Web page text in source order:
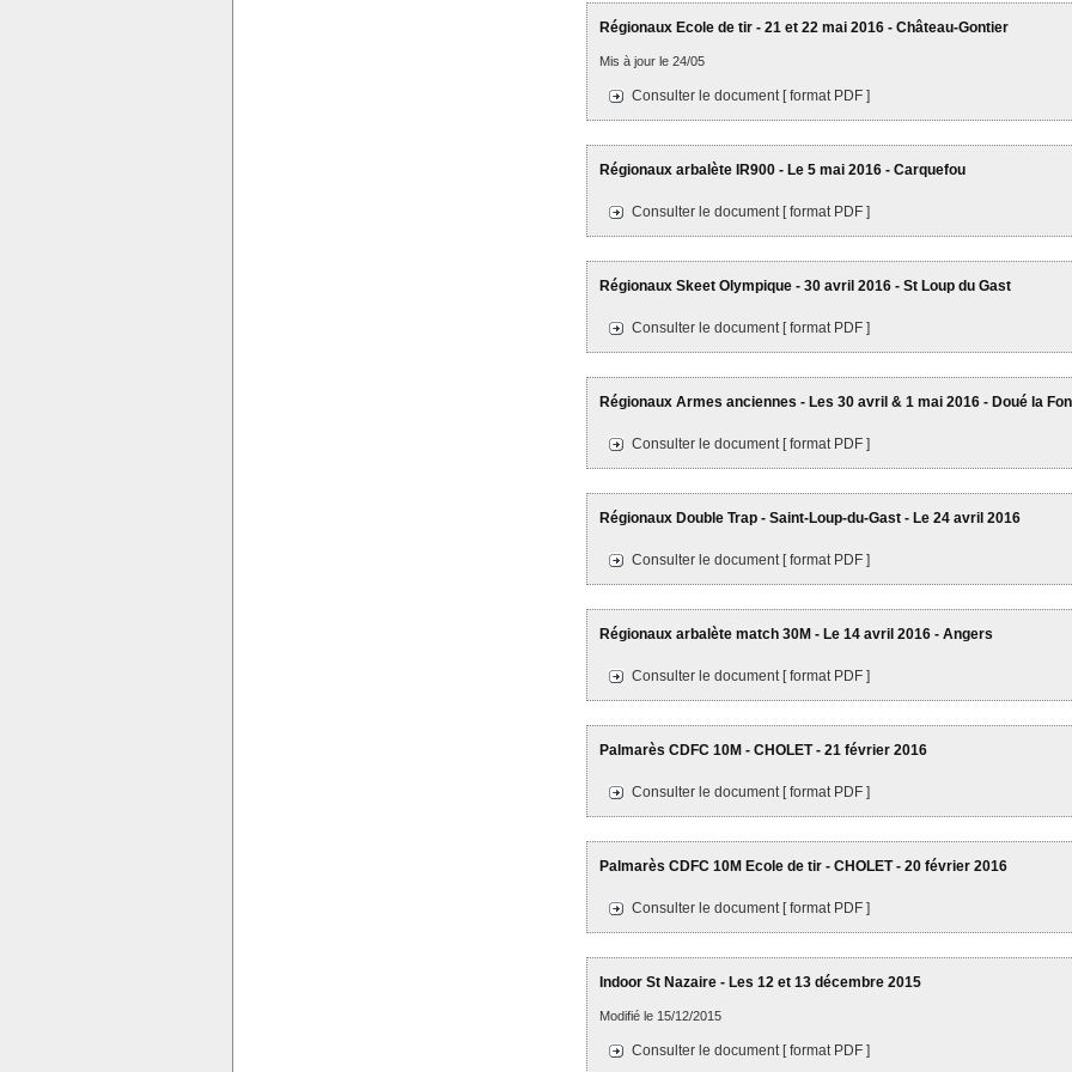
Régionaux Ecole de tir - 21 et 22 mai 2016 - Château-Gontier
Mis à jour le 24/05
Consulter le document [ format PDF ]
Régionaux arbalète IR900 - Le 5 mai 2016 - Carquefou
Consulter le document [ format PDF ]
Régionaux Skeet Olympique - 30 avril 2016 - St Loup du Gast
Consulter le document [ format PDF ]
Régionaux Armes anciennes - Les 30 avril & 1 mai 2016 - Doué la
Consulter le document [ format PDF ]
Régionaux Double Trap - Saint-Loup-du-Gast - Le 24 avril 2016
Consulter le document [ format PDF ]
Régionaux arbalète match 30M - Le 14 avril 2016 - Angers
Consulter le document [ format PDF ]
Palmarès CDFC 10M - CHOLET - 21 février 2016
Consulter le document [ format PDF ]
Palmarès CDFC 10M Ecole de tir - CHOLET - 20 février 2016
Consulter le document [ format PDF ]
Indoor St Nazaire - Les 12 et 13 décembre 2015
Modifié le 15/12/2015
Consulter le document [ format PDF ]